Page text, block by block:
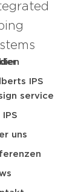
IPS
service
IPS
uns